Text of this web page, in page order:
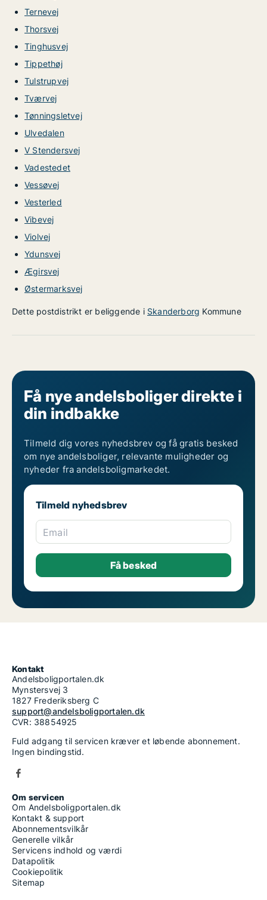
Ternevej
Thorsvej
Tinghusvej
Tippethøj
Tulstrupvej
Tværvej
Tønningsletvej
Ulvedalen
V Stendersvej
Vadestedet
Vessøvej
Vesterled
Vibevej
Violvej
Ydunsvej
Ægirsvej
Østermarksvej
Dette postdistrikt er beliggende i Skanderborg Kommune
Få nye andelsboliger direkte i
din indbakke
Tilmeld dig vores nyhedsbrev og få gratis besked
om nye andelsboliger, relevante muligheder og
nyheder fra andelsboligmarkedet.
Tilmeld nyhedsbrev
Email
Kontakt
Andelsboligportalen.dk
Mynstersvej 3
1827 Frederiksberg C
support@andelsboligportalen.dk
CVR: 38854925
Fuld adgang til servicen kræver et løbende abonnement.
Ingen bindingstid.
Om servicen
Om Andelsboligportalen.dk
Kontakt & support
Abonnementsvilkår
Generelle vilkår
Servicens indhold og værdi
Datapolitik
Cookiepolitik
Sitemap